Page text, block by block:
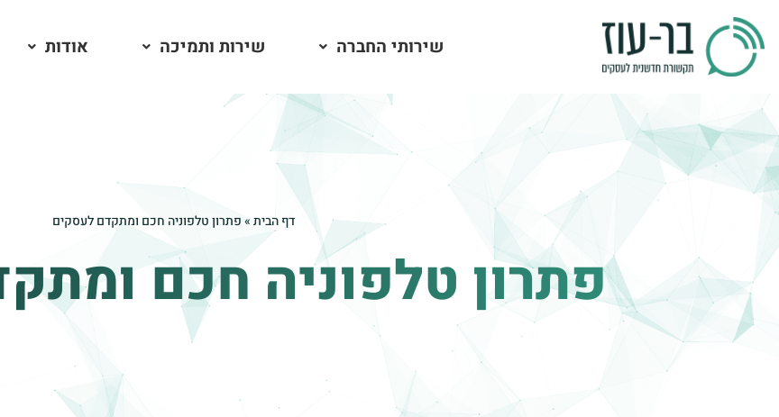
שירותי החברה שירות ותמיכה אודות
דף הבית»פתרון טלפוניה חכם ומתקדם לעסקים
פתרון טלפוניה חכם